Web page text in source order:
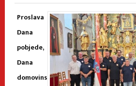
Proslava
Dana
pobjede,
Dana
domovins